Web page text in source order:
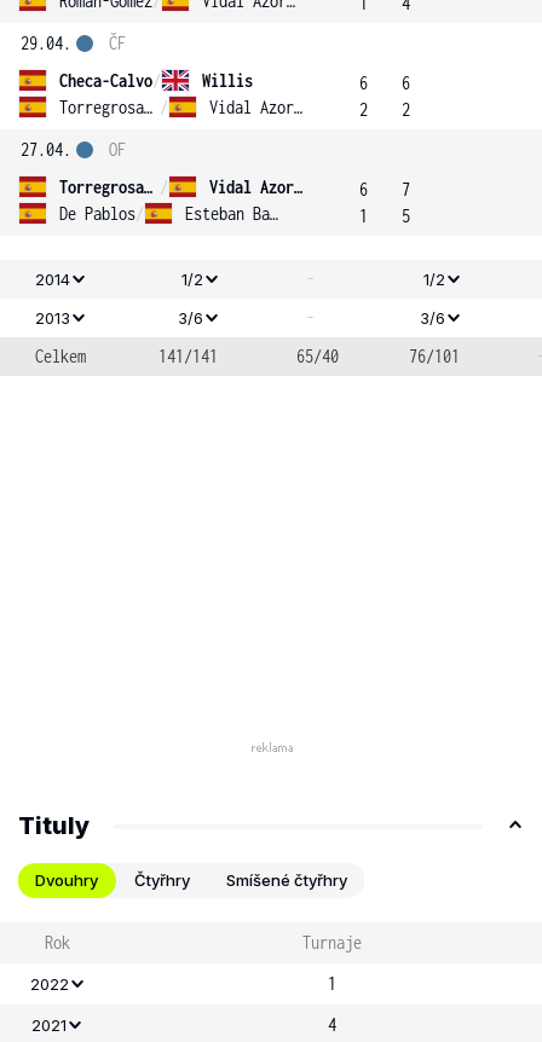
29.04.
Checa-Calvo/
Willis
Torregrosa Velilla / Vidal Azorin
ČF
6
2
6
2
27.04.
Torregrosa Velilla /
Vidal Azorin
De Pablos/ Esteban Barroso
OF
6
1
7
5
2014 1/2 -
1/2
2013
3/6 - 3/6
Celkem 141/141 65/40 76/101
Tituly
Dvouhry Čtyřhry Smíšené čtyřhry
Rok Turnaje
2022 1
2021
4